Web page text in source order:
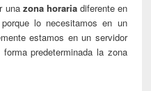
una zona horariadiferente en
lo necesitamos en un
estamos en un servidor
predeterminada la zona